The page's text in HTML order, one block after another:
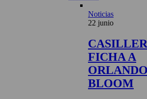
Noticias
22 junio
FICHA A
BLOOM